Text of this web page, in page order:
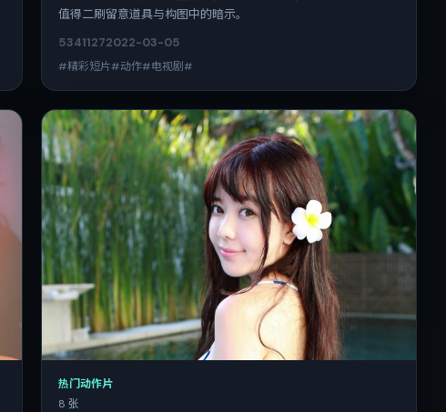
值得二刷留意道具与构图中的暗示。
53411272022-03-05
#精彩短片#动作#电视剧#
热门动作片
8 张